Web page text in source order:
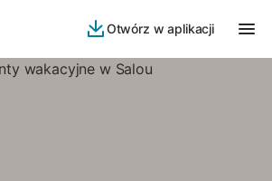
Otwórz w aplikacji